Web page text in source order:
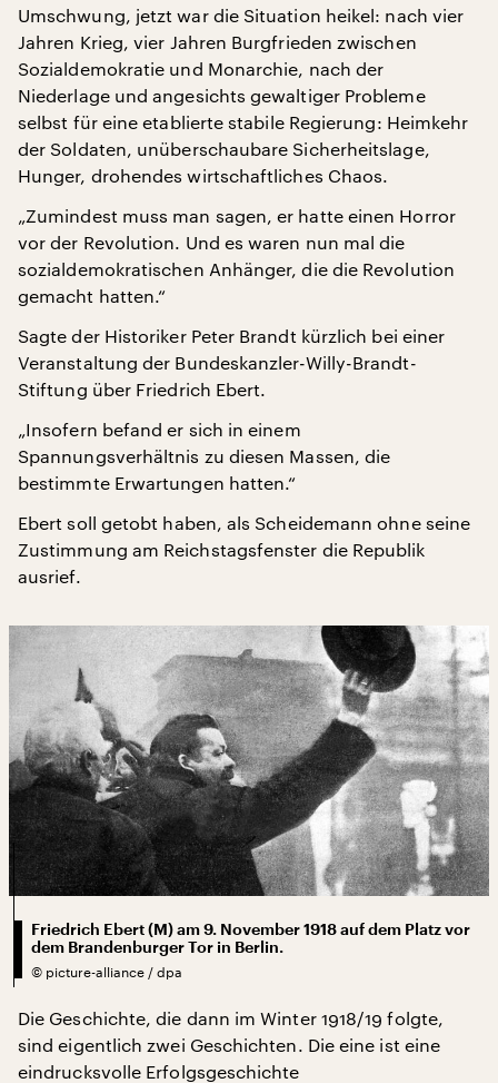
Umschwung, jetzt war die Situation heikel: nach vier
Jahren Krieg, vier Jahren Burgfrieden zwischen
Sozialdemokratie und Monarchie, nach der
Niederlage und angesichts gewaltiger Probleme
selbst für eine etablierte stabile Regierung: Heimkehr
der Soldaten, unüberschaubare Sicherheitslage,
Hunger, drohendes wirtschaftliches Chaos.
„Zumindest muss man sagen, er hatte einen Horror
vor der Revolution. Und es waren nun mal die
sozialdemokratischen Anhänger, die die Revolution
gemacht hatten.“
Sagte der Historiker Peter Brandt kürzlich bei einer
Veranstaltung der Bundeskanzler-Willy-Brandt-
Stiftung über Friedrich Ebert.
„Insofern befand er sich in einem
Spannungsverhältnis zu diesen Massen, die
bestimmte Erwartungen hatten.“
Ebert soll getobt haben, als Scheidemann ohne seine
Zustimmung am Reichstagsfenster die Republik
ausrief.
Friedrich Ebert (M) am 9. November 1918 auf dem Platz vor
dem Brandenburger Tor in Berlin.
© picture-alliance / dpa
Die Geschichte, die dann im Winter 1918/19 folgte,
sind eigentlich zwei Geschichten. Die eine ist eine
eindrucksvolle Erfolgsgeschichte